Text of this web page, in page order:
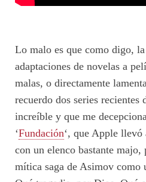
Lo malo es que como digo,
adaptaciones de novelas a
malas, o directamente
recuerdo dos series recientes
increíble y que me
‘Fundación‘, que Apple llevó
con un elenco bastante majo,
mítica saga de Asimov como